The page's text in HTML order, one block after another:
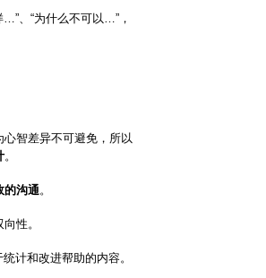
、“为什么不可以…”，
智差异不可避免，所以
。
的沟通。
性。
计和改进帮助的内容。